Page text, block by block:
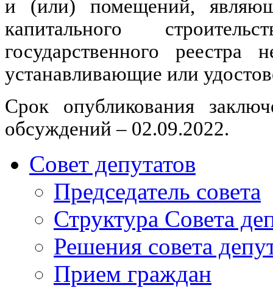
и (или) помещений,
капитального
государственного
устанавливающие или
Срок опубликования
обсуждений – 02.09.2022.
Совет депутатов
Председатель совета
Структура Совета
Решения совета
Прием граждан